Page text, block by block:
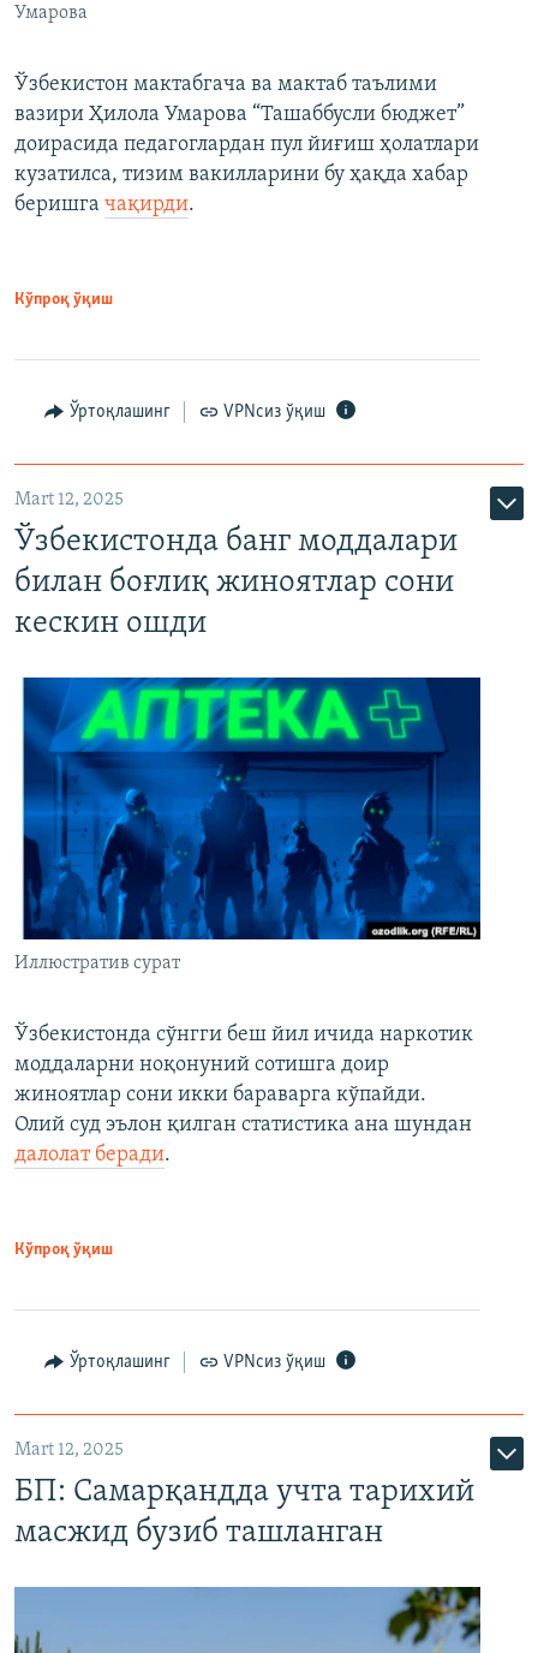
Умарова
Ўзбекистон мактабгача ва мактаб таълими
вазири Ҳилола Умарова “Ташаббусли бюджет”
доирасида педагоглардан пул йиғиш ҳолатлари
кузатилса, тизим вакилларини бу ҳақда хабар
беришга чақирди.
Кўпроқ ўқиш
Ўртоқлашинг VPNсиз ўқиш
Mart 12, 2025
Ўзбекистонда банг моддалари
билан боғлиқ жиноятлар сони
кескин ошди
Иллюстратив сурат
Ўзбекистонда сўнгги беш йил ичида наркотик
моддаларни ноқонуний сотишга доир
жиноятлар сони икки бараварга кўпайди.
Олий суд эълон қилган статистика ана шундан
далолат беради.
Кўпроқ ўқиш
Ўртоқлашинг VPNсиз ўқиш
Mart 12, 2025
БП: Самарқандда учта тарихий
масжид бузиб ташланган